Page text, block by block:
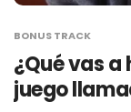
BONUS TRACK
¿Qué vas
juego